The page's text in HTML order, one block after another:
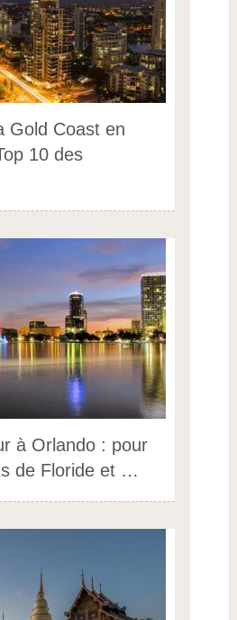
Gold Coast en
10 des
à Orlando : pour
de Floride et …